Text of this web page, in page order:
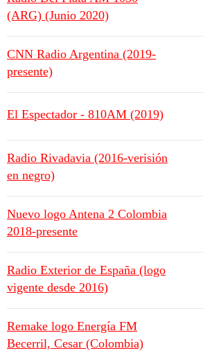
(ARG) (Junio 2020)
CNN Radio Argentina (2019-
presente)
El Espectador - 810AM (2019)
Radio Rivadavia (2016-verisión
en negro)
Nuevo logo Antena 2 Colombia
2018-presente
Radio Exterior de España (logo
vigente desde 2016)
Remake logo Energía FM
Becerril, Cesar (Colombia)